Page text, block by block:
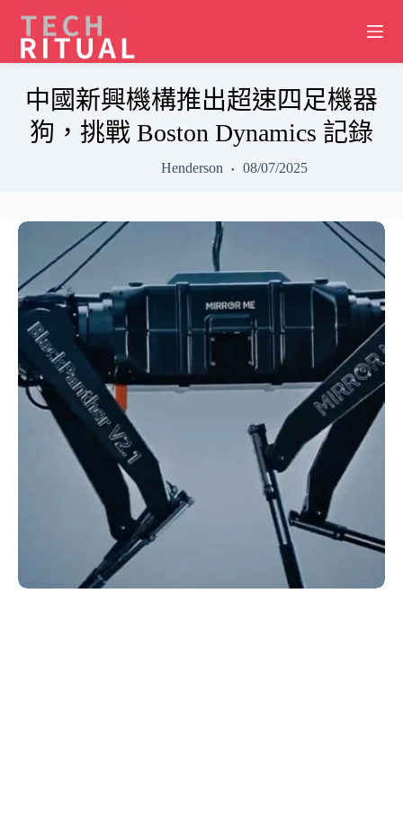
content
中國新興機構推出超速四足機器
狗，挑戰 Boston Dynamics 記錄
Henderson 08/07/2025